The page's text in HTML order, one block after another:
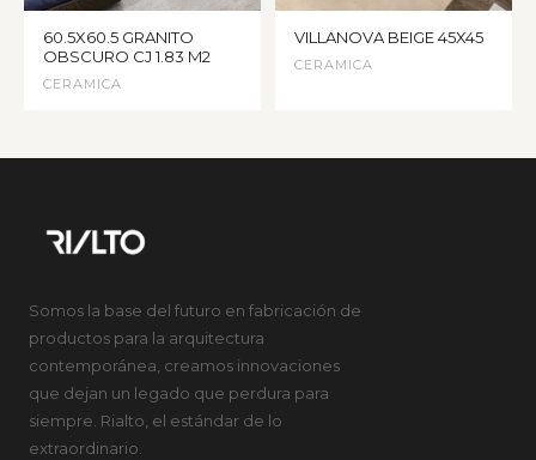
60.5X60.5 GRANITO
OBSCURO CJ 1.83 M2
CERAMICA
VILLANOVA BEIGE 45X45
CERAMICA
Somos la base del futuro en fabricación de
productos para la arquitectura
contemporánea, creamos innovaciones
que dejan un legado que perdura para
siempre. Rialto, el estándar de lo
extraordinario.